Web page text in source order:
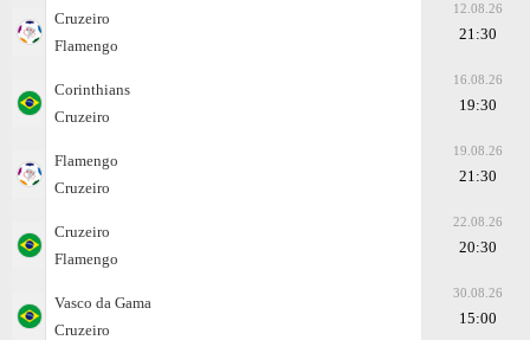
Cruzeiro
Flamengo
12.08.26
21:30
Corinthians
Cruzeiro
16.08.26
19:30
Flamengo
Cruzeiro
19.08.26
21:30
Cruzeiro
Flamengo
22.08.26
20:30
Vasco da Gama
Cruzeiro
30.08.26
15:00